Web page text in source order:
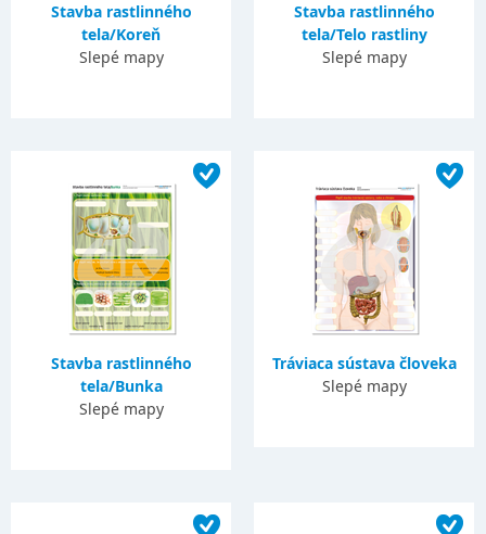
Stavba rastlinného
tela/Koreň
Slepé mapy
Stavba rastlinného
tela/Telo rastliny
Slepé mapy
Stavba rastlinného
tela/Bunka
Slepé mapy
Tráviaca sústava človeka
Slepé mapy